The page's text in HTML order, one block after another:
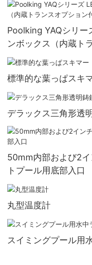
Poolking YAQシリー
ンボックス（内蔵ト
標準的な葉っぱスキ
デラックス三角形透
50mm内部および2
トプール用底部入口
丸型温度計
スイミングプール用